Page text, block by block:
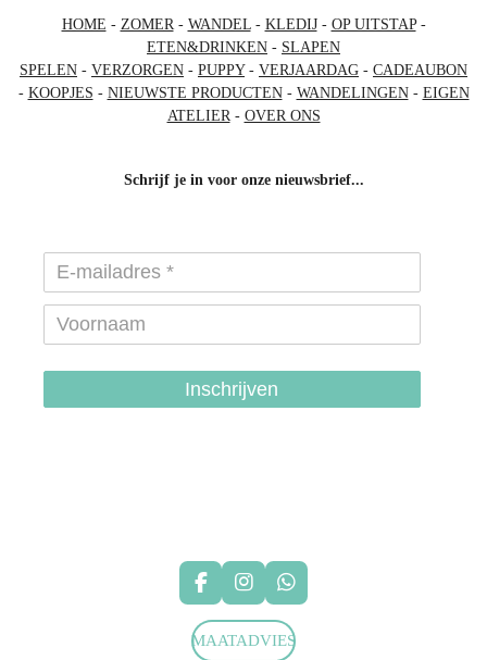
HOME - ZOMER- WANDEL- KLEDIJ- OP UITSTAP-
ETEN&DRINKEN - SLAPEN
SPELEN - VERZORGEN - PUPPY- VERJAARDAG - CADEAUBON
- KOOPJES - NIEUWSTE PRODUCTEN- WANDELINGEN- EIGEN
ATELIER- OVER ONS
Schrijf je in voor onze nieuwsbrief...
Inschrijven
F
a
c
e
I
n
t
W
h
a
t
MAATADVIES